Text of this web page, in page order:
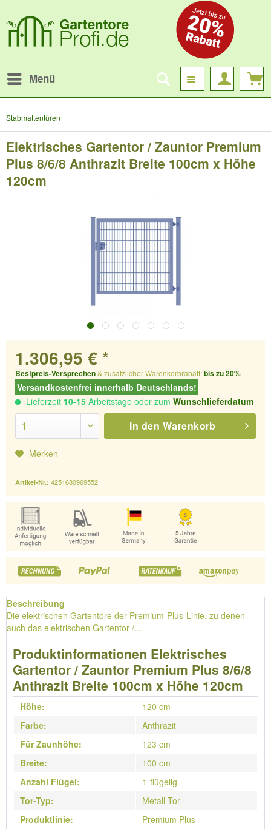
Menü
Stabmattentüren
Elektrisches Gartentor / Zauntor Premium
Plus 8/6/8 Anthrazit Breite 100cm x Höhe
120cm
1.306,95 € *
Bestpreis-Versprechen& zusätzlicher Warenkorbrabatt:bis zu 20%
Versandkostenfrei innerhalb Deutschlands!
Lieferzeit 10-15 Arbeitstage oder zum Wunschlieferdatum
In den Warenkorb
Merken
Artikel-Nr.: 4251680969552
Beschreibung
Die elektrischen Gartentore der Premium-Plus-Linie, zu denen
auch das elektrischen Gartentor /...
Produktinformationen Elektrisches
Gartentor / Zauntor Premium Plus 8/6/8
Anthrazit Breite 100cm x Höhe 120cm
Höhe:
120 cm
Farbe:
Anthrazit
Für Zaunhöhe:
123 cm
Breite:
100 cm
Anzahl Flügel:
1-flügelig
Tor-Typ:
Metall-Tor
Produktlinie:
Premium Plus